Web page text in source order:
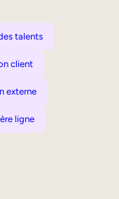
talents
client
externe
ligne